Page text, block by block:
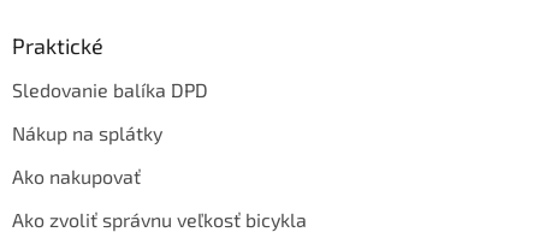
Praktické
Sledovanie balíka DPD
Nákup na splátky
Ako nakupovať
Ako zvoliť správnu veľkosť bicykla